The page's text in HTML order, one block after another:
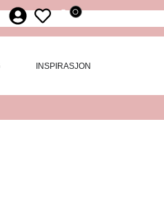
0
INSPIRASJON